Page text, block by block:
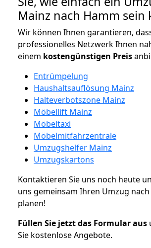
Mainz nach Hamm sein
Wir können Ihnen garantieren,
professionelles Netzwerk Ihnen
einem kostengünstigen Preis
Entrümpelung
Haushaltsauflösung Mainz
Halteverbotszone Mainz
Möbellift Mainz
Möbeltaxi
Möbelmitfahrzentrale
Umzugshelfer Mainz
Umzugskartons
Kontaktieren Sie uns noch heute
uns gemeinsam Ihren Umzug
planen!
Füllen Sie jetzt das Formular aus
Sie kostenlose Angebote.